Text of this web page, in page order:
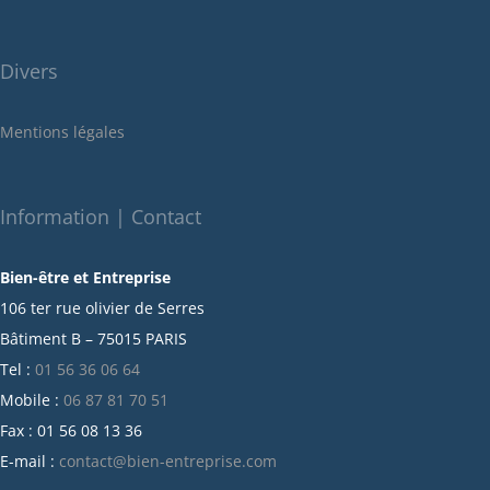
mai 2022
décembre 2021
octobre 2021
juillet 2021
juin 2021
mai 2021
avril 2021
mars 2021
février 2021
Divers
Mentions légales
Information | Contact
Bien-être et Entreprise
106 ter rue olivier de Serres
Bâtiment B – 75015 PARIS
Tel : 01 56 36 06 64
Mobile : 06 87 81 70 51
Fax : 01 56 08 13 36
E-mail : contact@bien-entreprise.com